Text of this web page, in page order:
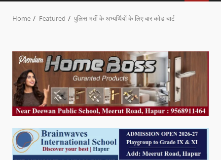
Home Featured पुलिस भर्ती के अभ्यर्थियों के लिए बार कोड चार्ट